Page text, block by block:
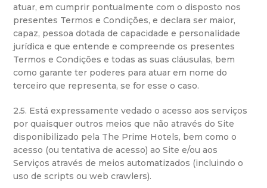
atuar, em cumprir pontualmente com o disposto nos
presentes Termos e Condições, e declara ser maior,
capaz, pessoa dotada de capacidade e personalidade
jurídica e que entende e compreende os presentes
Termos e Condições e todas as suas cláusulas, bem
como garante ter poderes para atuar em nome do
terceiro que representa, se for esse o caso.
2.5. Está expressamente vedado o acesso aos serviços
por quaisquer outros meios que não através do Site
disponibilizado pela The Prime Hotels, bem como o
acesso (ou tentativa de acesso) ao Site e/ou aos
Serviços através de meios automatizados (incluindo o
uso de scripts ou web crawlers).